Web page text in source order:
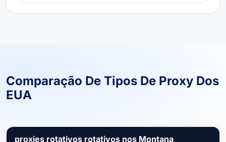
Comparação De Tipos De Proxy Dos
EUA
proxies rotativos rotativos nos Montana